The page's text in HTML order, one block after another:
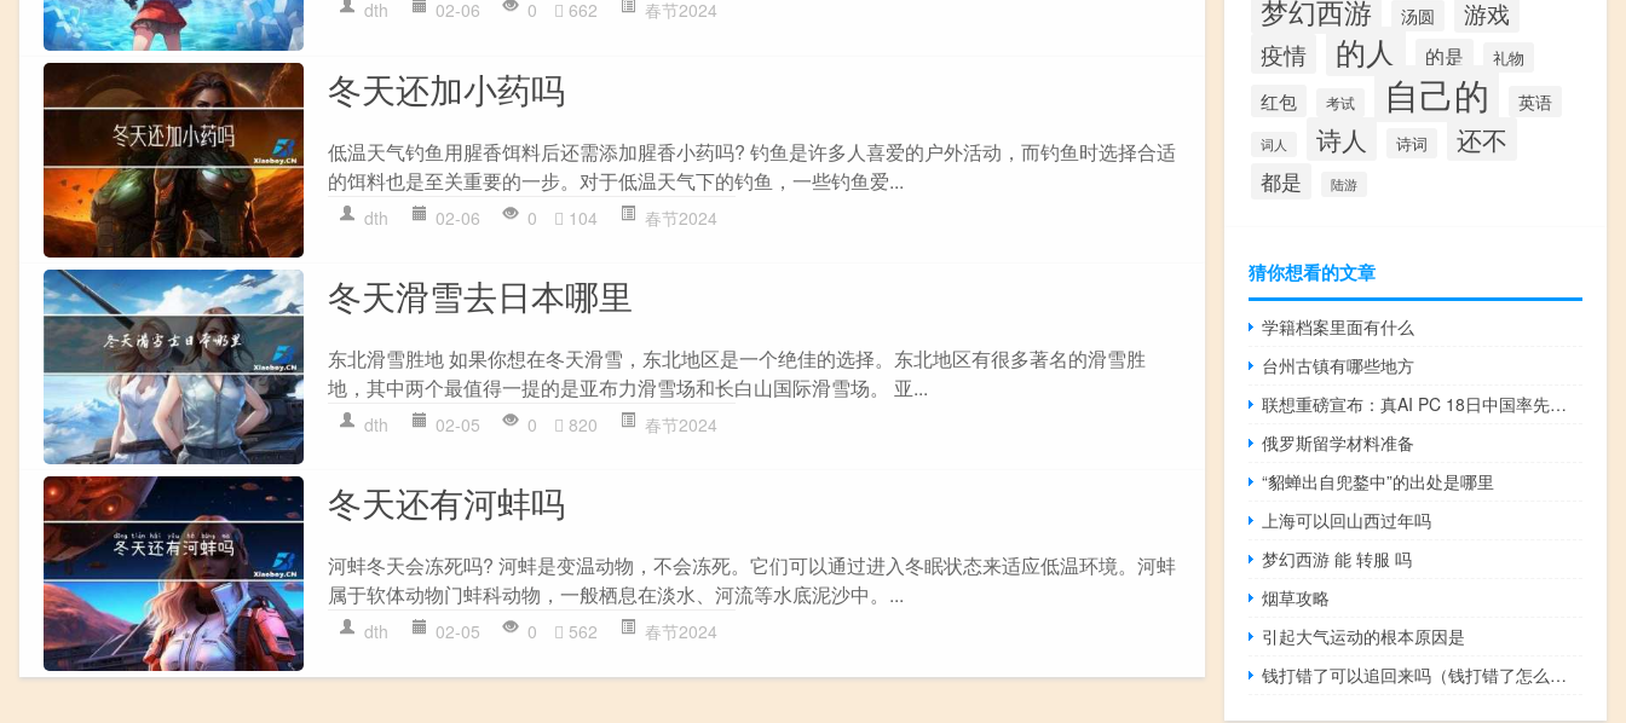
dth 02-06 0 662 春节2024
冬天还加小药吗
低温天气钓鱼用腥香饵料后还需添加腥香小药吗? 钓鱼是许多人喜爱的户外活动，而钓鱼时选择合适
的饵料也是至关重要的一步。对于低温天气下的钓鱼，一些钓鱼爱...
dth 02-06 0 104 春节2024
冬天滑雪去日本哪里
东北滑雪胜地 如果你想在冬天滑雪，东北地区是一个绝佳的选择。东北地区有很多著名的滑雪胜
地，其中两个最值得一提的是亚布力滑雪场和长白山国际滑雪场。 亚...
dth 02-05 0 820 春节2024
冬天还有河蚌吗
河蚌冬天会冻死吗? 河蚌是变温动物，不会冻死。它们可以通过进入冬眠状态来适应低温环境。河蚌
属于软体动物门蚌科动物，一般栖息在淡水、河流等水底泥沙中。...
dth 02-05 0 562 春节2024
梦幻西游 汤圆 游戏
疫情 的人 的是 礼物
红包 考试 自己的 英语
词人 诗人 诗词 还不
都是 陆游
猜你想看的文章
学籍档案里面有什么
台州古镇有哪些地方
联想重磅宣布：真AI PC 18日中国率先面世、五大创新特性
俄罗斯留学材料准备
“貂蝉出自兜鍪中”的出处是哪里
上海可以回山西过年吗
梦幻西游 能 转服 吗
烟草攻略
引起大气运动的根本原因是
钱打错了可以追回来吗（钱打错了怎么办）